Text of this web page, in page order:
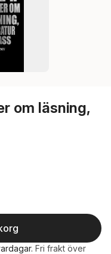
om läsning,
. Fri frakt över